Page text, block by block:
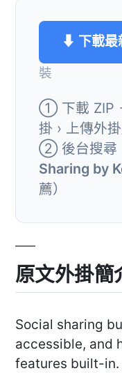
⬇ 下載最
裝
① 下載 ZIP
掛 › 上傳外掛
② 後台搜尋
Sharing by
薦）
原文外掛簡
Social sharing
accessible, and
features built-in.